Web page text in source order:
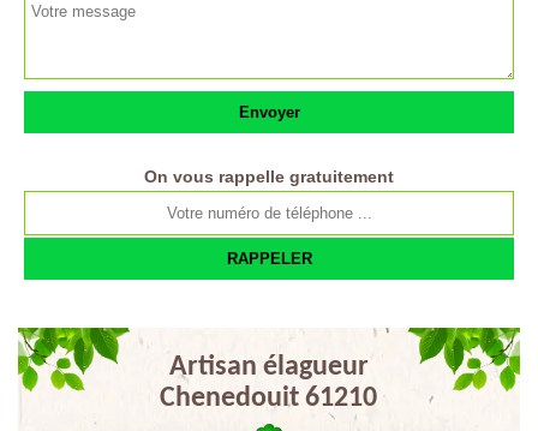
On vous rappelle gratuitement
Artisan élagueur
Chenedouit 61210